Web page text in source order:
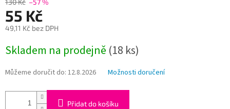
130 Kč –57 %
55 Kč
49,11 Kč bez DPH
cena:
Skladem na prodejně (18 ks)
Můžeme doručit do: 12.8.2026 Možnosti doručení
Přidat do košíku